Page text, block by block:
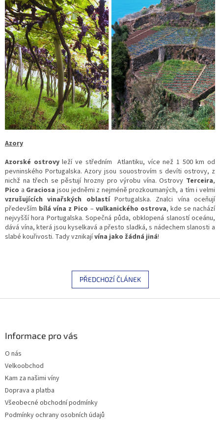
Azory
Azorské ostrovyleží ve středním Atlantiku, více než 1 500 km od
pevninského Portugalska. Azory jsou souostrovím s devíti ostrovy, z
nichž na třech se pěstují hrozny pro výrobu vína. Ostrovy Terceira,
Pico a Graciosa jsou jedněmi z nejméně prozkoumaných, a tím i velmi
vzrušujících vinařských oblastíPortugalska. Znalci vína oceňují
především bílá vína z Pico – vulkanického ostrova, kde se nachází
nejvyšší hora Portugalska. Sopečná půda, obklopená slaností oceánu,
dává vína, která jsou kyselkavá a přesto sladká, s nádechem slanosti a
slabé kouřivosti. Tady vznikajívína jako žádná jiná!
PŘEDCHOZÍ ČLÁNEK
Informace pro vás
O nás
Velkoobchod
Kam za našimi víny
Doprava a platba
Všeobecné obchodní podmínky
Podmínky ochrany osobních údajů